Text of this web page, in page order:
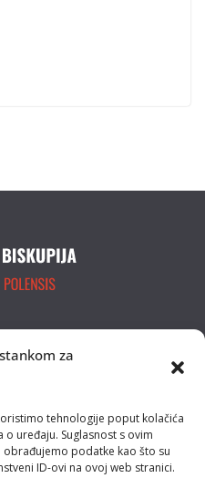
za
tehnologije poput kolačića
uređaju. Suglasnost s ovim
podatke kao što su
ID-ovi na ovoj web stranici.